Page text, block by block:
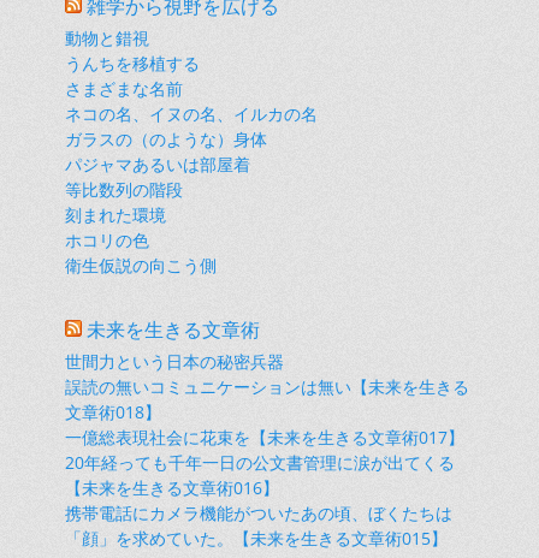
雑学から視野を広げる
動物と錯視
うんちを移植する
さまざまな名前
ネコの名、イヌの名、イルカの名
ガラスの（のような）身体
パジャマあるいは部屋着
等比数列の階段
刻まれた環境
ホコリの色
衛生仮説の向こう側
未来を生きる文章術
世間力という日本の秘密兵器
誤読の無いコミュニケーションは無い【未来を生きる
文章術018】
一億総表現社会に花束を【未来を生きる文章術017】
20年経っても千年一日の公文書管理に涙が出てくる
【未来を生きる文章術016】
携帯電話にカメラ機能がついたあの頃、ぼくたちは
「顔」を求めていた。【未来を生きる文章術015】